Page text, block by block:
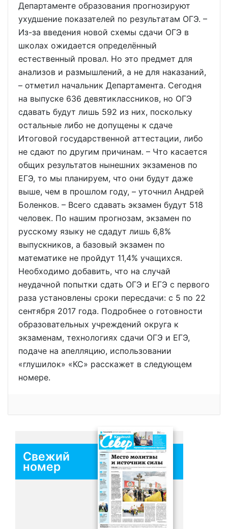
Департаменте образования прогнозируют
ухудшение показателей по результатам ОГЭ. –
Из-за введения новой схемы сдачи ОГЭ в
школах ожидается определённый
естественный провал. Но это предмет для
анализов и размышлений, а не для наказаний,
– отметил начальник Департамента. Сегодня
на выпуске 636 девятиклассников, но ОГЭ
сдавать будут лишь 592 из них, поскольку
остальные либо не допущены к сдаче
Итоговой государственной аттестации, либо
не сдают по другим причинам. – Что касается
общих результатов нынешних экзаменов по
ЕГЭ, то мы планируем, что они будут даже
выше, чем в прошлом году, – уточнил Андрей
Боленков. – Всего сдавать экзамен будут 518
человек. По нашим прогнозам, экзамен по
русскому языку не сдадут лишь 6,8%
выпускников, а базовый экзамен по
математике не пройдут 11,4% учащихся.
Необходимо добавить, что на случай
неудачной попытки сдать ОГЭ и ЕГЭ с первого
раза установлены сроки пересдачи: с 5 по 22
сентября 2017 года. Подробнее о готовности
образовательных учреждений округа к
экзаменам, технологиях сдачи ОГЭ и ЕГЭ,
подаче на апелляцию, использовании
«глушилок» «КС» расскажет в следующем
номере.
Свежий
номер